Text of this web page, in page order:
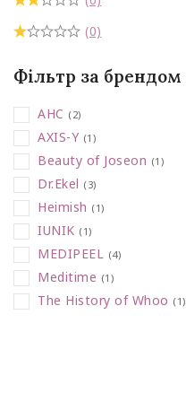
(0)
Фільтр за брендом
AHC (2)
AXIS-Y (1)
Beauty of Joseon (1)
Dr.Ekel (3)
Heimish (1)
IUNIK (1)
MEDIPEEL (4)
Meditime (1)
The History of Whoo (1)